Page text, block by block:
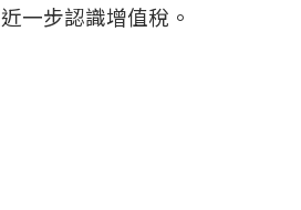
一步認識增值稅。